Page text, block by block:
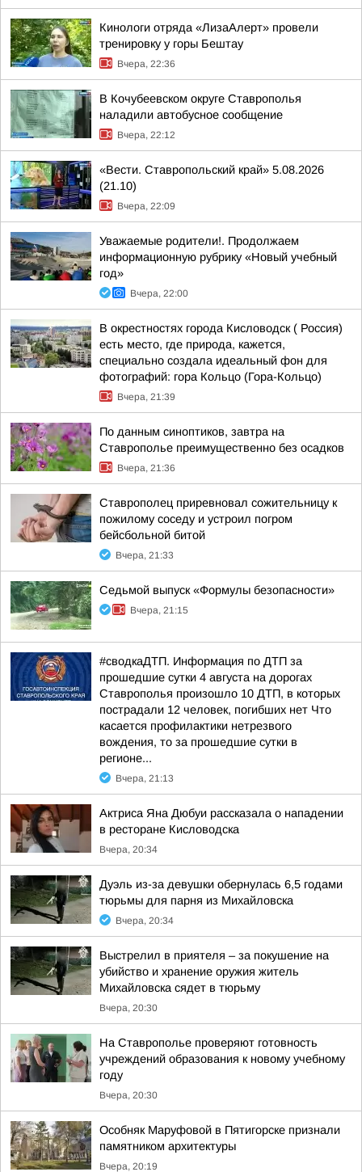
Кинологи отряда «ЛизаАлерт» провели
тренировку у горы Бештау
Вчера, 22:36
В Кочубеевском округе Ставрополья
наладили автобусное сообщение
Вчера, 22:12
«Вести. Ставропольский край» 5.08.2026
(21.10)
Вчера, 22:09
Уважаемые родители!. Продолжаем
информационную рубрику «Новый учебный
год»
Вчера, 22:00
В окрестностях города Кисловодск ( Россия)
есть место, где природа, кажется,
специально создала идеальный фон для
фотографий: гора Кольцо (Гора-Кольцо)
Вчера, 21:39
По данным синоптиков, завтра на
Ставрополье преимущественно без осадков
Вчера, 21:36
Ставрополец приревновал сожительницу к
пожилому соседу и устроил погром
бейсбольной битой
Вчера, 21:33
Седьмой выпуск «Формулы безопасности»
Вчера, 21:15
#сводкаДТП. Информация по ДТП за
прошедшие сутки 4 августа на дорогах
Ставрополья произошло 10 ДТП, в которых
пострадали 12 человек, погибших нет Что
касается профилактики нетрезвого
вождения, то за прошедшие сутки в
регионе...
Вчера, 21:13
Актриса Яна Дюбуи рассказала о нападении
в ресторане Кисловодска
Вчера, 20:34
Дуэль из-за девушки обернулась 6,5 годами
тюрьмы для парня из Михайловска
Вчера, 20:34
Выстрелил в приятеля – за покушение на
убийство и хранение оружия житель
Михайловска сядет в тюрьму
Вчера, 20:30
На Ставрополье проверяют готовность
учреждений образования к новому учебному
году
Вчера, 20:30
Особняк Маруфовой в Пятигорске признали
памятником архитектуры
Вчера, 20:19